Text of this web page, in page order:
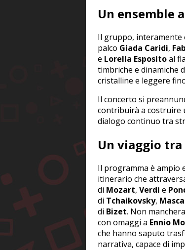
Un ensemble
Il gruppo, interamente
palco Giada Caridi,
e Lorella Espositoal
timbriche e dinamiche
cristalline e leggere
Il concerto si
contribuirà a costruire
dialogo continuo tra
Un viaggio
Il programma è ampio
itinerario che
di Mozart, Verdi e
di Tchaikovsky,
di Bizet. Non
con omaggi a Ennio
che hanno saputo
narrativa, capace di